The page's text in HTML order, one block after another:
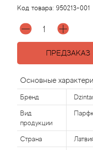
Код товара: 950213-001
ПРЕДЗАКАЗ
Основные
Бренд
Вид
продукции
Страна
Acqua di Parma
Acqua di Sardegna
Aedes de Venustas
Aerin Lauder
Affinessence